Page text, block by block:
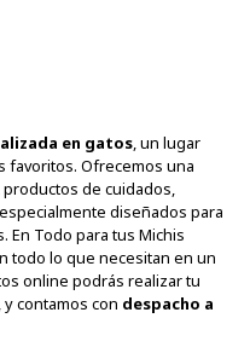
en gatos, un lugar
favoritos. Ofrecemos una
de cuidados,
diseñados para
En Todo para tus Michis
todo lo que necesitan en un
online podrás realizar tu
contamos con despacho a